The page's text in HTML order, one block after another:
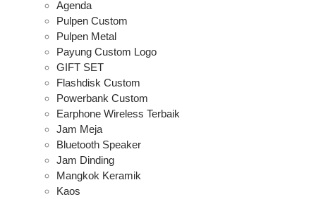
Agenda
Pulpen Custom
Pulpen Metal
Payung Custom Logo
GIFT SET
Flashdisk Custom
Powerbank Custom
Earphone Wireless Terbaik
Jam Meja
Bluetooth Speaker
Jam Dinding
Mangkok Keramik
Kaos